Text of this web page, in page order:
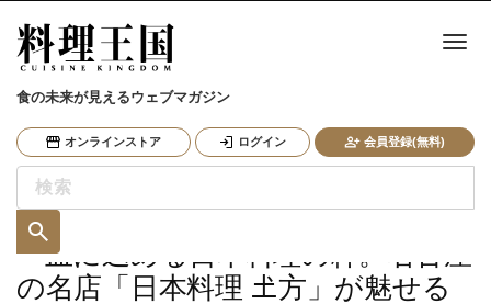
食の未来が見えるウェブマガジン
オンラインストア ログイン 会員登録(無料)
ナ
一皿に込める日本料理の粋。名古屋
の名店「日本料理 𡈽方」が魅せる